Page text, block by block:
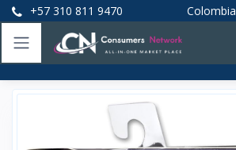
+57 310 811 9470 Colombia